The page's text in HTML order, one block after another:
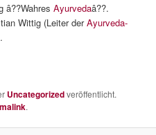
â??WahresAyurvedaâ??.
Wittig (Leiter derAyurveda-
Uncategorizedveröffentlicht.
.